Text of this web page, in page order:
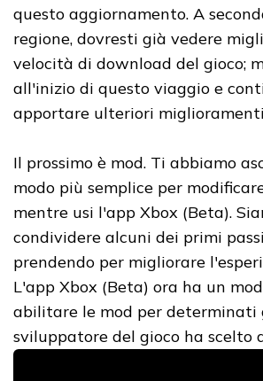
questo aggiornamento. A
regione, dovresti già vedere
velocità di download del gioco;
all'inizio di questo viaggio e
apportare ulteriori
Il prossimo è mod. Ti abbiamo
modo più semplice per
mentre usi l'app Xbox (Beta).
condividere alcuni dei primi
prendendo per migliorare
L'app Xbox (Beta) ora ha un
abilitare le mod per determinati
sviluppatore del gioco ha scelto